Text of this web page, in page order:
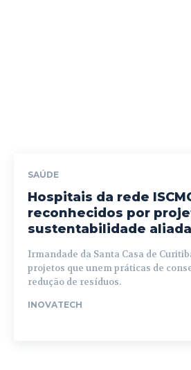
SAÚDE
Hospitais da rede
reconhecidos por
sustentabilidade
Irmandade da Santa Casa de
projetos que unem práticas de
redução de resíduos.
INOVATECH